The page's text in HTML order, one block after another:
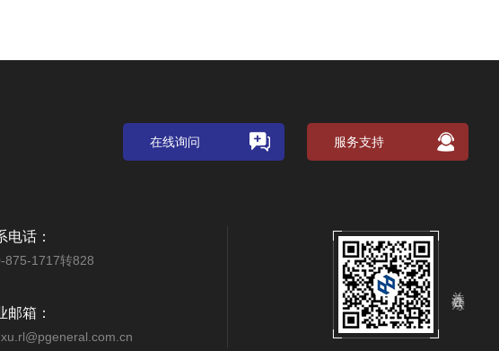
在线询问 服务支持
电话：
875-1717转828
邮箱：